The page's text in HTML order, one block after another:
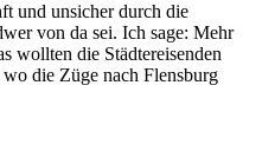
und unsicher durch die
von da sei. Ich sage: Mehr
wollten die Städtereisenden
die Züge nach Flensburg